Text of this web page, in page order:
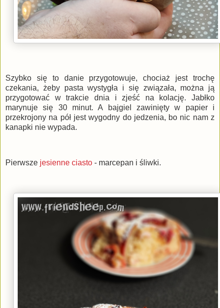
Szybko się to danie przygotowuje, chociaż jest trochę
czekania, żeby pasta wystygła i się związała, można ją
przygotować w trakcie dnia i zjeść na kolację. Jabłko
marynuje się 30 minut. A bajgiel zawinięty w papier i
przekrojony na pół jest wygodny do jedzenia, bo nic nam z
kanapki nie wypada.
Pierwsze jesienne ciasto - marcepan i śliwki.